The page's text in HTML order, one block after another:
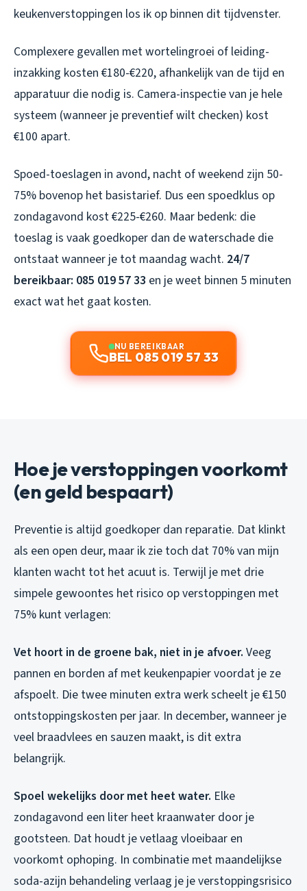
keukenverstoppingen los ik op binnen dit tijdvenster.
Complexere gevallen met wortelingroei of leiding-
inzakking kosten €180-€220, afhankelijk van de tijd en
apparatuur die nodig is. Camera-inspectie van je hele
systeem (wanneer je preventief wilt checken) kost
€100 apart.
Spoed-toeslagen in avond, nacht of weekend zijn 50-
75% bovenop het basistarief. Dus een spoedklus op
zondagavond kost €225-€260. Maar bedenk: die
toeslag is vaak goedkoper dan de waterschade die
ontstaat wanneer je tot maandag wacht. 24/7
bereikbaar: 085 019 57 33 en je weet binnen 5 minuten
exact wat het gaat kosten.
NU BEREIKBAAR
BEL 085 019 57 33
Hoe je verstoppingen voorkomt
(en geld bespaart)
Preventie is altijd goedkoper dan reparatie. Dat klinkt
als een open deur, maar ik zie toch dat 70% van mijn
klanten wacht tot het acuut is. Terwijl je met drie
simpele gewoontes het risico op verstoppingen met
75% kunt verlagen:
Vet hoort in de groene bak, niet in je afvoer. Veeg
pannen en borden af met keukenpapier voordat je ze
afspoelt. Die twee minuten extra werk scheelt je €150
ontstoppingskosten per jaar. In december, wanneer je
veel braadvlees en sauzen maakt, is dit extra
belangrijk.
Spoel wekelijks door met heet water. Elke
zondagavond een liter heet kraanwater door je
gootsteen. Dat houdt je vetlaag vloeibaar en
voorkomt ophoping. In combinatie met maandelijkse
soda-azijn behandeling verlaag je je verstoppingsrisico